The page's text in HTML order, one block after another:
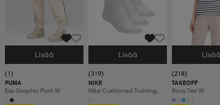
Valitse Koko
Lisää
(1)
PUMA
Ess Graphic Pant W
Valitse Koko
Lisää
(319)
NIKE
Nike Cushioned Training
Valitse Koko
(218)
TAKEOFF
Boxy Tee W